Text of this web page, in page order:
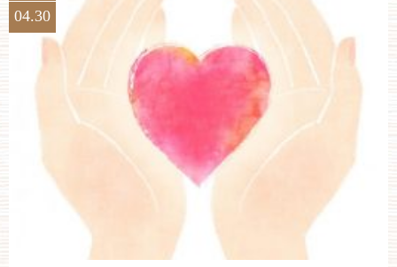
ご成約済み・
その他のお問い合わせ
0258-66-3155
11:00～19:00（火、水曜定休）
04.30